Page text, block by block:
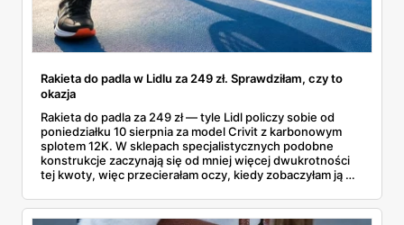
Rakieta do padla w Lidlu za 249 zł. Sprawdziłam, czy to
okazja
Rakieta do padla za 249 zł — tyle Lidl policzy sobie od
poniedziałku 10 sierpnia za model Crivit z karbonowym
splotem 12K. W sklepach specjalistycznych podobne
konstrukcje zaczynają się od mniej więcej dwukrotności
tej kwoty, więc przecierałam oczy, kiedy zobaczyłam ją w
najszybciej rosnący sport w Polsce: kortów przybywa
lawinowo, a chętnych jeszcze szybciej. Sprawdziłam, co